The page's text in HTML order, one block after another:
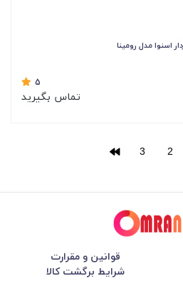
اسنوا مدل رومینا
5
تماس بگیرید
2
3
قوانین و مقرارت
شرایط برگشت کالا